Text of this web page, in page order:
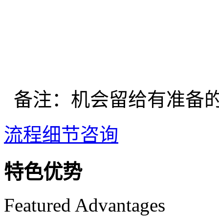
备注：机会留给有准备
流程细节咨询
特色优势
Featured Advantages